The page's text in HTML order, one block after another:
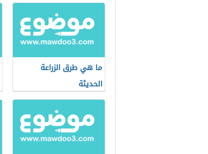
ما هي طرق الزراعة
الحديثة